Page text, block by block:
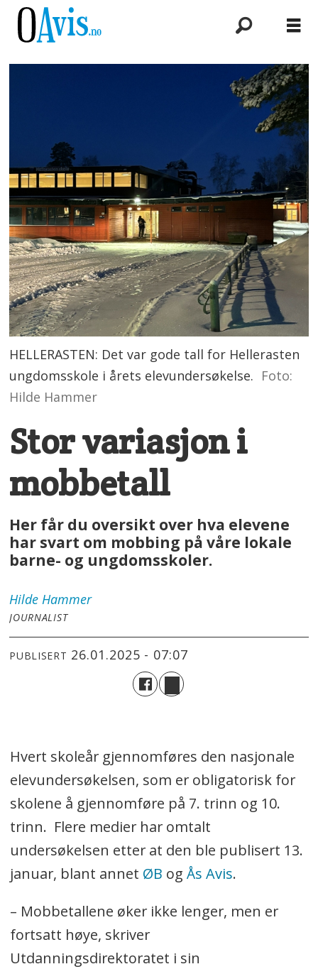
HELLERASTEN: Det var gode tall for Hellerasten
ungdomsskole i årets elevundersøkelse. Foto:
Hilde Hammer
Stor variasjon i
mobbetall
Her får du oversikt over hva elevene
har svart om mobbing på våre lokale
barne- og ungdomsskoler.
Hilde Hammer
JOURNALIST
PUBLISERT 26.01.2025 - 07:07
Hvert skoleår gjennomføres den nasjonale
elevundersøkelsen, som er obligatorisk for
skolene å gjennomføre på 7. trinn og 10.
trinn. Flere medier har omtalt
undersøkelsen etter at den ble publisert 13.
januar, blant annet ØB og Ås Avis.
– Mobbetallene øker ikke lenger, men er
fortsatt høye, skriver
Utdanningsdirektoratet i sin